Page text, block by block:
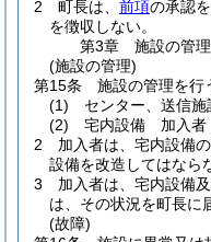
2 町長は、 前項の承認
を徴収しない。
第3章
施設の管
(施設の管理)
第15条
施設の管理を行
(1)
センター、送信
(2)
宅内設備 加入者
2
加入者は、宅内設備
設備を改造してはなら
3
加入者は、宅内設備
は、その状況を町長に
(故障)